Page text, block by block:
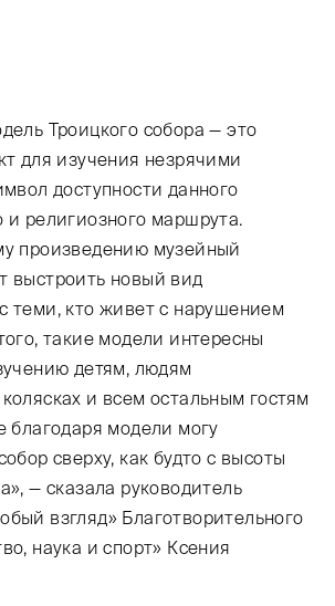
Троицкого собора — это
для изучения незрячими
доступности данного
и религиозного маршрута.
произведению музейный
выстроить новый вид
теми, кто живет с нарушением
такие модели интересны
детям, людям
и всем остальным гостям
благодаря модели могу
сверху, как будто с высоты
— сказала руководитель
взгляд» Благотворительного
наука и спорт» Ксения